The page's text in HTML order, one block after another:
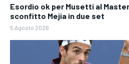
Esordio ok per Musetti al
sconfitto Mejia in due set
5 Agosto 2026